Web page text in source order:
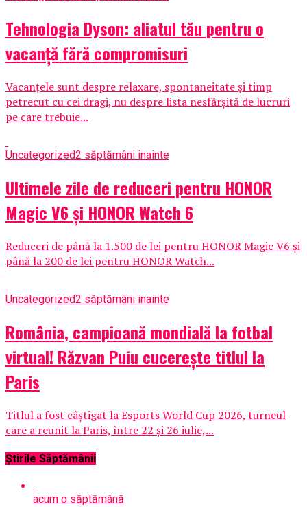
Tehnologia Dyson: aliatul tău pentru o
vacanță fără compromisuri
Vacanțele sunt despre relaxare, spontaneitate și timp
petrecut cu cei dragi, nu despre lista nesfârșită de lucruri
pe care trebuie...
Uncategorized2 săptămâni inainte
Ultimele zile de reduceri pentru HONOR
Magic V6 și HONOR Watch 6
Reduceri de până la 1.500 de lei pentru HONOR Magic V6 și
până la 200 de lei pentru HONOR Watch...
Uncategorized2 săptămâni inainte
România, campioană mondială la fotbal
virtual! Răzvan Puiu cucerește titlul la
Paris
Titlul a fost câștigat la Esports World Cup 2026, turneul
care a reunit la Paris, între 22 și 26 iulie,...
Știrile Săptămânii
acum o săptămână